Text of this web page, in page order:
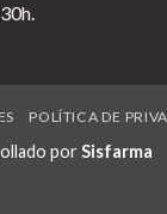
POLÍTICA DE
por Sisfarma